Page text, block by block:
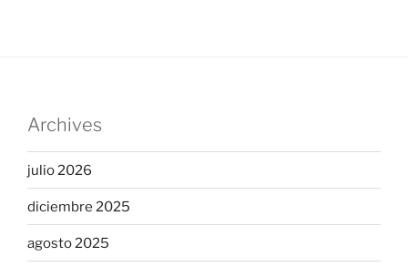
Archives
julio 2026
diciembre 2025
agosto 2025